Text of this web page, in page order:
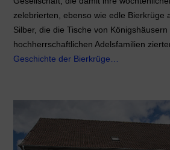
zelebrierten, ebenso wie edle Bierkrüge
Silber, die die Tische von Königshäusern
hochherrschaftlichen Adelsfamilien
Geschichte der Bierkrüge…